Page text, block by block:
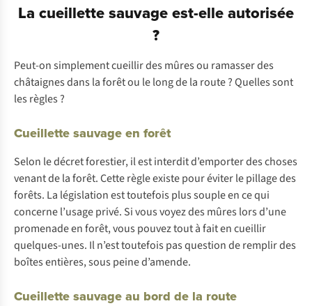
La cueillette sauvage est-elle autorisée
?
Peut-on simplement cueillir des mûres ou ramasser des
châtaignes dans la forêt ou le long de la route ? Quelles sont
les règles ?
Cueillette sauvage en forêt
Selon le décret forestier, il est interdit d’emporter des choses
venant de la forêt. Cette règle existe pour éviter le pillage des
forêts. La législation est toutefois plus souple en ce qui
concerne l’usage privé. Si vous voyez des mûres lors d’une
promenade en forêt, vous pouvez tout à fait en cueillir
quelques-unes. Il n’est toutefois pas question de remplir des
boîtes entières, sous peine d’amende.
Cueillette sauvage au bord de la route